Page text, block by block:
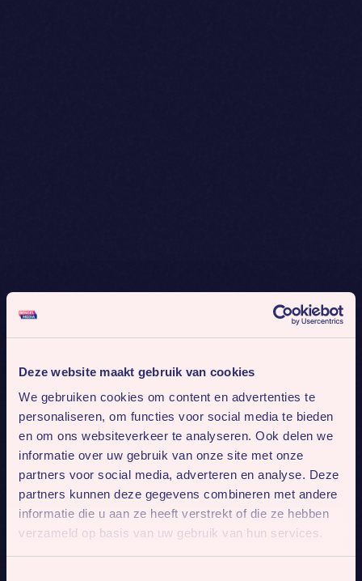
Deze website maakt gebruik van cookies
We gebruiken cookies om content en advertenties te
personaliseren, om functies voor social media te bieden
en om ons websiteverkeer te analyseren. Ook delen we
informatie over uw gebruik van onze site met onze
partners voor social media, adverteren en analyse. Deze
partners kunnen deze gegevens combineren met andere
informatie die u aan ze heeft verstrekt of die ze hebben
verzameld op basis van uw gebruik van hun services.